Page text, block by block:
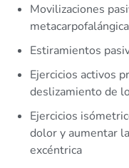
Movilizaciones
Estiramientos
Ejercicios activos
deslizamiento de
Ejercicios
dolor y aumentar
excéntrica